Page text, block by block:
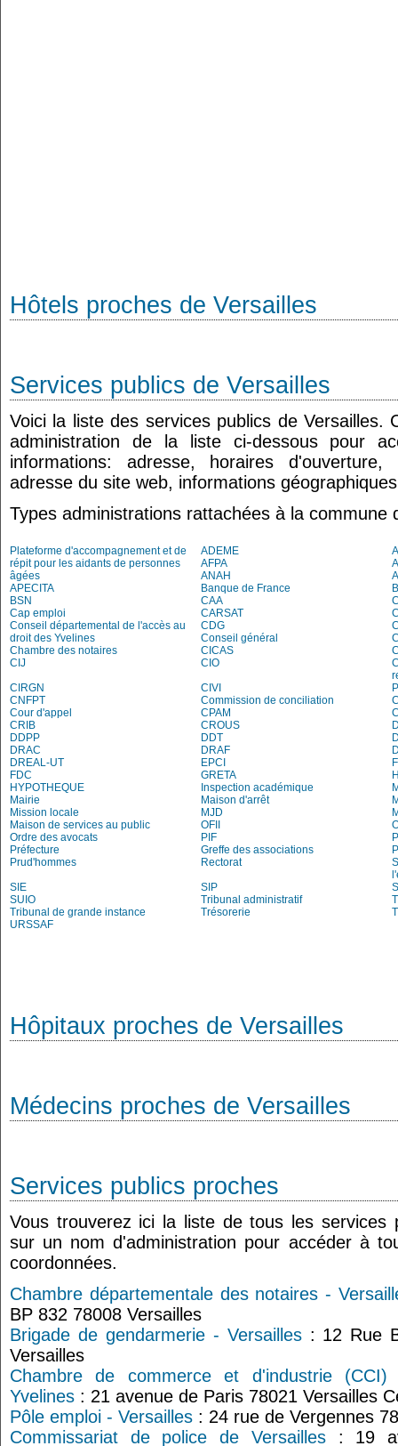
Hôtels proches de Versailles
Services publics de Versailles
Voici la liste des services publics de Versailles.
administration de la liste ci-dessous pour
informations: adresse, horaires
adresse du site web, informations
Types administrations rattachées à la commune
Plateforme d'accompagnement et de
répit pour les aidants de personnes
âgées
ADEME
AFPA
ANAH
APECITA
Banque de France
BSN
CAA
Cap emploi
CARSAT
Conseil départemental de l'accès au
droit des Yvelines
CDG
Conseil général
Chambre des notaires
CICAS
CIJ
CIO
CIRGN
CIVI
CNFPT
Commission de conciliation
Cour d'appel
CPAM
CRIB
CROUS
DDPP
DDT
DRAC
DRAF
DREAL-UT
EPCI
FDC
GRETA
HYPOTHEQUE
Inspection académique
Mairie
Maison d'arrêt
Mission locale
MJD
Maison de services au public
OFII
Ordre des avocats
PIF
Préfecture
Greffe des associations
Prud'hommes
Rectorat
SIE
SIP
SUIO
Tribunal administratif
Tribunal de grande instance
Trésorerie
URSSAF
Hôpitaux proches de Versailles
Médecins proches de Versailles
Services publics proches
Vous trouverez ici la liste de tous les services
sur un nom d'administration pour accéder à
coordonnées.
Chambre départementale des notaires -
BP 832 78008 Versailles
Brigade de gendarmerie - Versailles: 12 Rue
Versailles
Chambre de commerce et d'industrie (CCI)
Yvelines : 21 avenue de Paris 78021 Versailles
Pôle emploi - Versailles : 24 rue de Vergennes
Commissariat de police de Versailles: 19